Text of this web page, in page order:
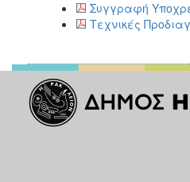
Συγγραφή
Τεχνικές